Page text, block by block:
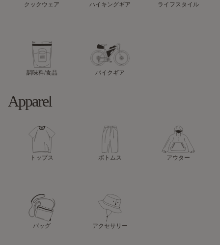
クックウェア ハイキングギア ライフスタイル
調味料/食品 バイクギア
Apparel
トップス ボトムス アウター
バッグ アクセサリー